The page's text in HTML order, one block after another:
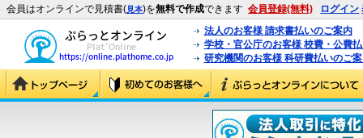
会員はオンラインで見積書(見本)を無料で作成できます 会員登録(無料) ログイン
法人のお客様 請求書払いのご案内
学校・官公庁のお客様 校費・公費
研究機関のお客様 科研費払いのご